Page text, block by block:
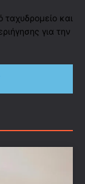
και
για την